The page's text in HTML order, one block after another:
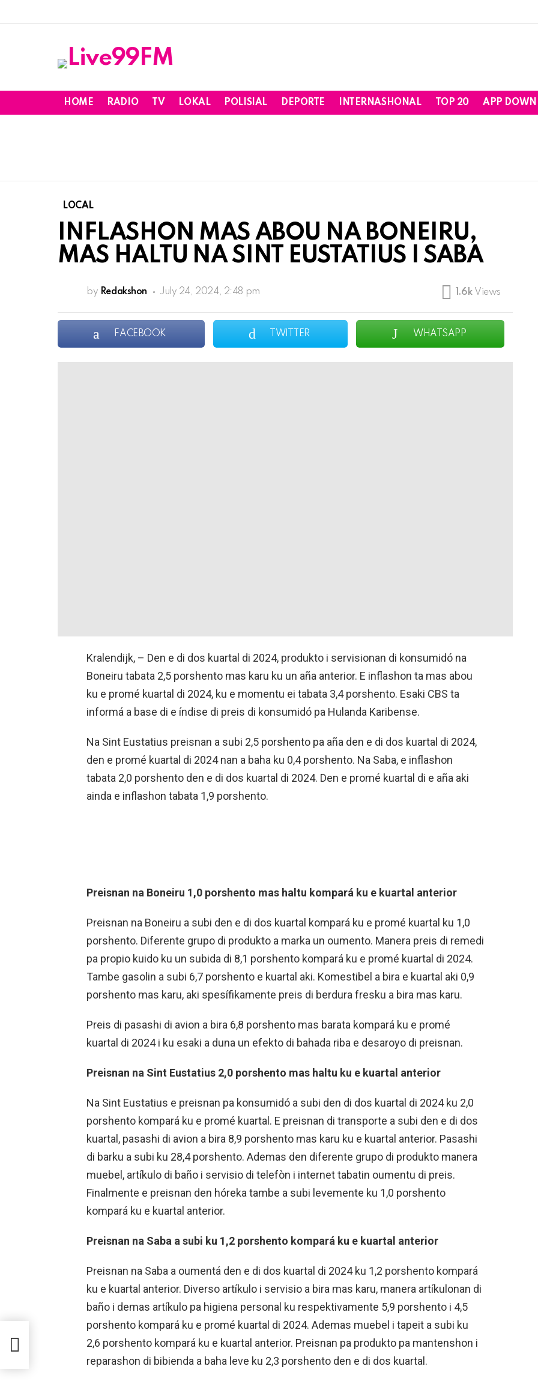
HOME RADIO TV LOKAL POLISIAL DEPORTE INTERNASHONAL TOP 20 APP
LOCAL
INFLASHON MAS ABOU NA BONEIRU,
MAS HALTU NA SINT EUSTATIUS I SABA
by Redakshon July 24, 2024, 2:48 pm 1.6k Views
FACEBOOK TWITTER WHATSAPP
Kralendijk, – Den e di dos kuartal di 2024, produkto i servisionan di konsumidó na
Boneiru tabata 2,5 porshento mas karu ku un aña anterior. E inflashon ta mas abou
ku e promé kuartal di 2024, ku e momentu ei tabata 3,4 porshento. Esaki CBS ta
informá a base di e índise di preis di konsumidó pa Hulanda Karibense.
Na Sint Eustatius preisnan a subi 2,5 porshento pa aña den e di dos kuartal di 2024,
den e promé kuartal di 2024 nan a baha ku 0,4 porshento. Na Saba, e inflashon
tabata 2,0 porshento den e di dos kuartal di 2024. Den e promé kuartal di e aña aki
ainda e inflashon tabata 1,9 porshento.
Preisnan na Boneiru 1,0 porshento mas haltu kompará ku e kuartal anterior
Preisnan na Boneiru a subi den e di dos kuartal kompará ku e promé kuartal ku 1,0
porshento. Diferente grupo di produkto a marka un oumento. Manera preis di remedi
pa propio kuido ku un subida di 8,1 porshento kompará ku e promé kuartal di 2024.
Tambe gasolin a subi 6,7 porshento e kuartal aki. Komestibel a bira e kuartal aki 0,9
porshento mas karu, aki spesífikamente preis di berdura fresku a bira mas karu.
Preis di pasashi di avion a bira 6,8 porshento mas barata kompará ku e promé
kuartal di 2024 i ku esaki a duna un efekto di bahada riba e desaroyo di preisnan.
Preisnan na Sint Eustatius 2,0 porshento mas haltu ku e kuartal anterior
Na Sint Eustatius e preisnan pa konsumidó a subi den di dos kuartal di 2024 ku 2,0
porshento kompará ku e promé kuartal. E preisnan di transporte a subi den e di dos
kuartal, pasashi di avion a bira 8,9 porshento mas karu ku e kuartal anterior. Pasashi
di barku a subi ku 28,4 porshento. Ademas den diferente grupo di produkto manera
muebel, artíkulo di baño i servisio di telefòn i internet tabatin oumentu di preis.
Finalmente e preisnan den hóreka tambe a subi levemente ku 1,0 porshento
kompará ku e kuartal anterior.
Preisnan na Saba a subi ku 1,2 porshento kompará ku e kuartal anterior
Preisnan na Saba a oumentá den e di dos kuartal di 2024 ku 1,2 porshento kompará
ku e kuartal anterior. Diverso artíkulo i servisio a bira mas karu, manera artíkulonan di
baño i demas artíkulo pa higiena personal ku respektivamente 5,9 porshento i 4,5
porshento kompará ku e promé kuartal di 2024. Ademas muebel i tapeit a subi ku
2,6 porshento kompará ku e kuartal anterior. Preisnan pa produkto pa mantenshon i
reparashon di bibienda a baha leve ku 2,3 porshento den e di dos kuartal.